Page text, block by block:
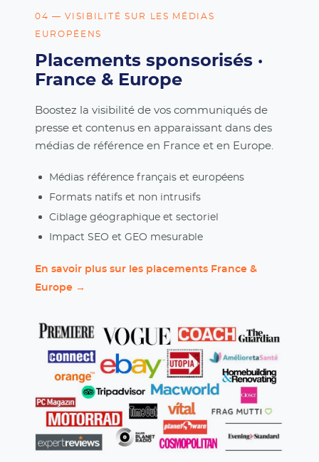
04 — VISIBILITÉ SUR LES MÉDIAS
EUROPÉENS
Placements sponsorisés ·
France & Europe
Boostez la visibilité de vos communiqués de
presse et contenus en apparaissant dans des
médias de référence en France et en Europe.
Médias référence français et européens
Formats natifs et non intrusifs
Ciblage géographique et sectoriel
Impact SEO et GEO mesurable
En savoir plus sur les placements France &
Europe →